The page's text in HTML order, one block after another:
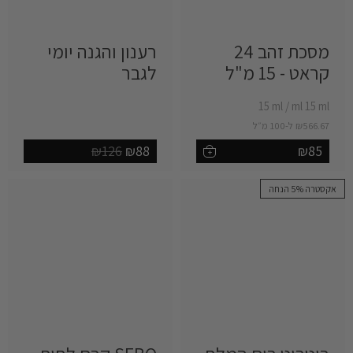
מסכת זהב 24
קראט - 15 מ"ל ‎
‎15 ml / ‎ml 15 ml
₪566.67 ל-100 מ״ל
הוספה לסל
₪85
+
רענון והגנה יומי
לגבר ‎
לצפייה במארז
₪88
₪126
אקסטרה 5% הנחה